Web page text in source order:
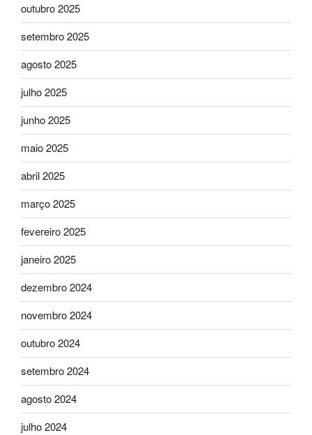
outubro 2025
setembro 2025
agosto 2025
julho 2025
junho 2025
maio 2025
abril 2025
março 2025
fevereiro 2025
janeiro 2025
dezembro 2024
novembro 2024
outubro 2024
setembro 2024
agosto 2024
julho 2024